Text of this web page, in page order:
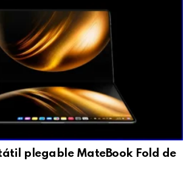
plegable MateBook Fold de